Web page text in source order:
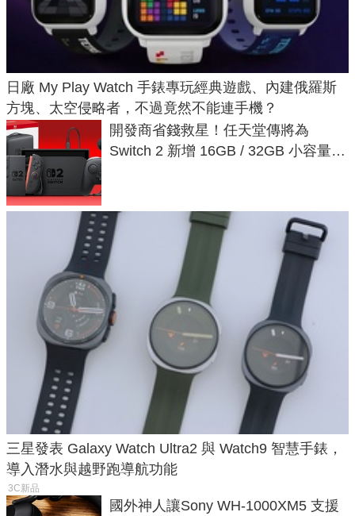
日廠 My Play Watch 手錶專玩經典遊戲、內建俄羅斯
方塊、太空侵略者，不過竟然不能連手機？
開發商省錢救星！任天堂傳將為
Switch 2 新增 16GB / 32GB 小容量遊
三星發表 Galaxy Watch Ultra2 與 Watch9 智慧手錶，
導入潛水與越野跑導航功能
3C新品
國外神人讓Sony WH-1000XM5 支援